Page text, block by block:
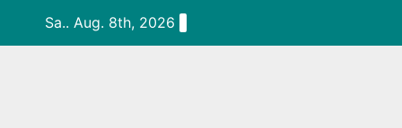
Sa.. Aug. 8th, 2026